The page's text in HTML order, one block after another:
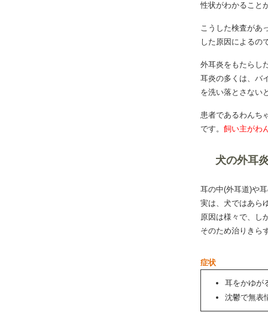
性状がわかること
こうした検査があ
した原因によるの
外耳炎をもたらし
耳炎の多くは、バ
を洗い落とさない
患者であるわんち
です。 飼い主がわ
犬の外耳
耳の中(外耳道)や
実は、犬ではあら
原因は様々で、し
そのため治りきら
症状
耳をかゆが
沈鬱で無表